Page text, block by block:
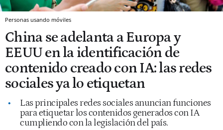
Personas usando móviles
China se adelanta a Europa y
EEUU en la identificación de
contenido creado con IA: las redes
sociales ya lo etiquetan
Las principales redes sociales anuncian funciones
para etiquetar los contenidos generados con IA
cumpliendo con la legislación del país.